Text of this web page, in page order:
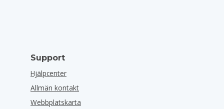
Support
Hjälpcenter
Allmän kontakt
Webbplatskarta